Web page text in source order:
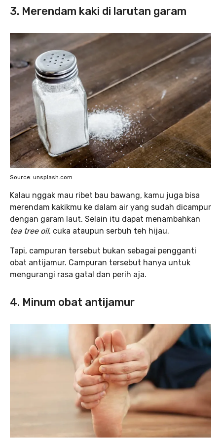
3. Merendam kaki di larutan garam
Source: unsplash.com
Kalau nggak mau ribet bau bawang, kamu juga bisa
merendam kakikmu ke dalam air yang sudah dicampur
dengan garam laut. Selain itu dapat menambahkan
tea tree oil, cuka ataupun serbuh teh hijau.
Tapi, campuran tersebut bukan sebagai pengganti
obat antijamur. Campuran tersebut hanya untuk
mengurangi rasa gatal dan perih aja.
4. Minum obat antijamur